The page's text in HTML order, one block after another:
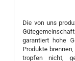
Die von uns
garantiert hohe
Produkte
tropfen nicht,